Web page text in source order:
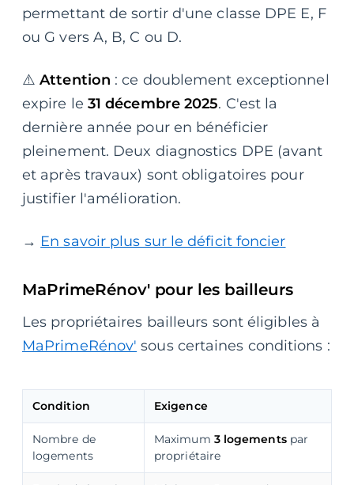
permettant de sortir d'une classe DPE E, F
ou G vers A, B, C ou D.
⚠️Attention : ce doublement exceptionnel
expire le 31 décembre 2025. C'est la
dernière année pour en bénéficier
pleinement. Deux diagnostics DPE (avant
et après travaux) sont obligatoires pour
justifier l'amélioration.
→ En savoir plus sur le déficit foncier
MaPrimeRénov' pour les bailleurs
Les propriétaires bailleurs sont éligibles à
MaPrimeRénov' sous certaines conditions :
Condition Exigence
Nombre de
logements
Maximum 3 logementspar
propriétaire